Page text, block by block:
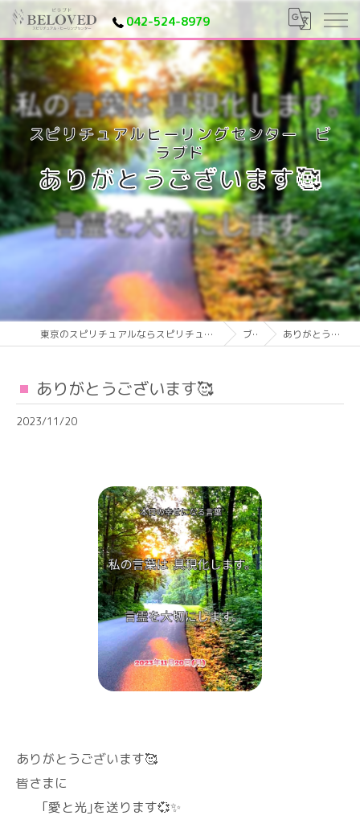
042-524-8979
ありがとうございます🥰
東京のスピリチュアルならスピリチュアルヒーリングセンター ビラブド ブログ ありがとうございます🥰
ありがとうございます🥰
2023/11/20
ありがとうございます🥰
皆さまに
｢愛と光｣を送ります💞✨